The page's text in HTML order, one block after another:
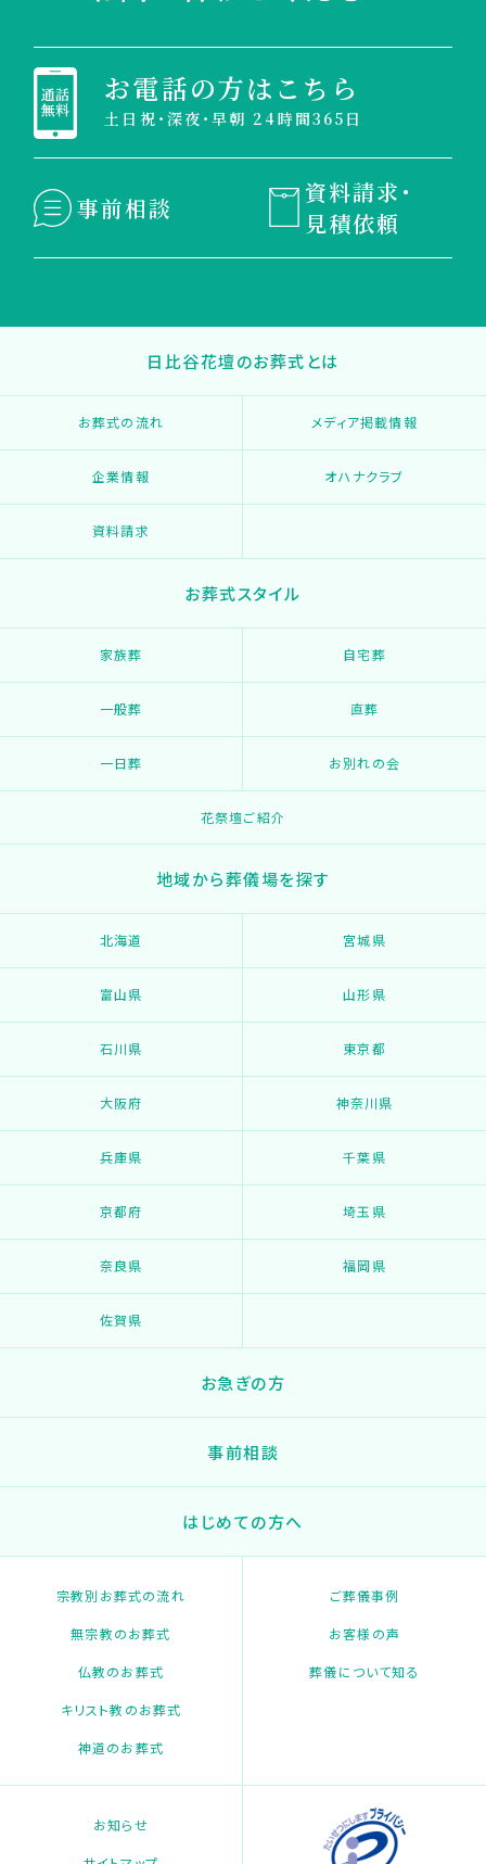
お電話の方はこちら
土日祝・深夜・早朝 24時間365日
事前相談
資料請求・
見積依頼
日比谷花壇のお葬式とは
お葬式の流れ メディア掲載情報
企業情報 オハナクラブ
資料請求
お葬式スタイル
家族葬 自宅葬
一般葬 直葬
一日葬 お別れの会
花祭壇ご紹介
地域から葬儀場を探す
北海道 宮城県
富山県 山形県
石川県 東京都
大阪府 神奈川県
兵庫県 千葉県
京都府 埼玉県
奈良県 福岡県
佐賀県
お急ぎの方
事前相談
はじめての方へ
宗教別お葬式の流れ
無宗教のお葬式
仏教のお葬式
キリスト教のお葬式
神道のお葬式
ご葬儀事例
お客様の声
葬儀について知る
お知らせ